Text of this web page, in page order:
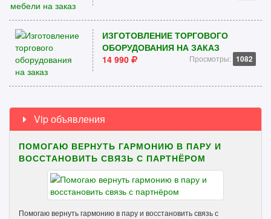
ИЗГОТОВЛЕНИЕ ТОРГОВОГО
ОБОРУДОВАНИЯ НА ЗАКАЗ
14 990
Просмотры: 1082
Vip объявления
ПОМОГАЮ ВЕРНУТЬ ГАРМОНИЮ В ПАРУ И
ВОССТАНОВИТЬ СВЯЗЬ С ПАРТНЁРОМ
Помогаю вернуть гармонию в пару и восстановить связь с